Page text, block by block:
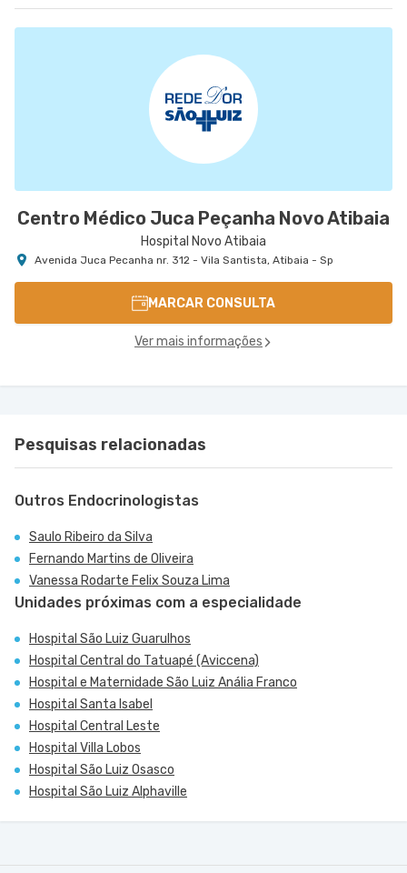
Centro Médico Juca Peçanha Novo Atibaia
Hospital Novo Atibaia
Avenida Juca Pecanha nr. 312 - Vila Santista, Atibaia - Sp
MARCAR CONSULTA
Ver mais informações
Pesquisas relacionadas
Outros Endocrinologistas
Saulo Ribeiro da Silva
Fernando Martins de Oliveira
Vanessa Rodarte Felix Souza Lima
Unidades próximas com a especialidade
Hospital São Luiz Guarulhos
Hospital Central do Tatuapé (Aviccena)
Hospital e Maternidade São Luiz Anália Franco
Hospital Santa Isabel
Hospital Central Leste
Hospital Villa Lobos
Hospital São Luiz Osasco
Hospital São Luiz Alphaville